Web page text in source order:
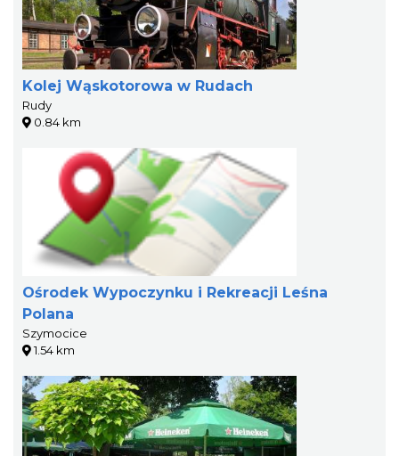
Kolej Wąskotorowa w Rudach
Rudy
0.84 km
Ośrodek Wypoczynku i Rekreacji Leśna
Polana
Szymocice
1.54 km